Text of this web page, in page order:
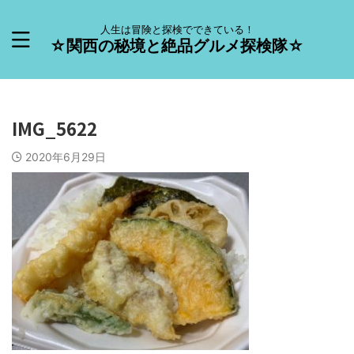
人生は冒険と探検でできている！
☆関西の秘境と絶品グルメ探検隊☆
IMG_5622
2020年6月29日